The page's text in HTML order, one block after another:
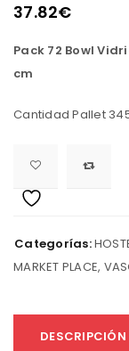
37.82€
Pack 72 Bowl
cm
Cantidad Pallet
Categorías:
MARKET PLACE,
DESCRIPCIÓN